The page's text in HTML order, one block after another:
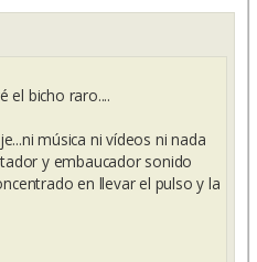
el bicho raro....
música ni vídeos ni nada
y embaucador sonido
en llevar el pulso y la